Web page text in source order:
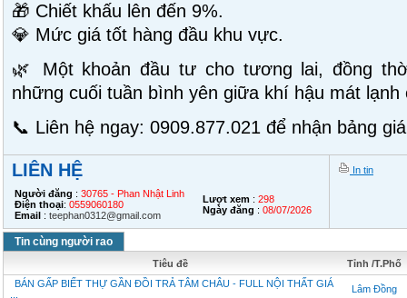
🎁 Chiết khấu lên đến 9%.
💎 Mức giá tốt hàng đầu khu vực.
🌿 Một khoản đầu tư cho tương lai, đồng
những cuối tuần bình yên giữa khí hậu mát lạnh
📞 Liên hệ ngay: 0909.877.021 để nhận bảng
LIÊN HỆ
Người đăng : 30765 - Phan Nhật Linh
Điện thoại: 0559060180
Email : teephan0312@gmail.com
Lượt xem : 298
Ngày đăng : 08/07/2026
In tin
Tin cùng người rao
Tiêu đề
Tỉnh /T.Phố
BÁN GẤP BIẾT THỰ GẦN ĐỒI TRẢ TÂM CHÂU - FULL NỘI THẤT GIÁ
Lâm Đồng